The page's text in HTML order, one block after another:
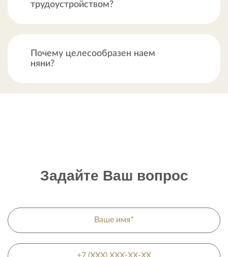
трудоустройством?
Почему целесообразен наем
няни?
Задайте Ваш вопрос